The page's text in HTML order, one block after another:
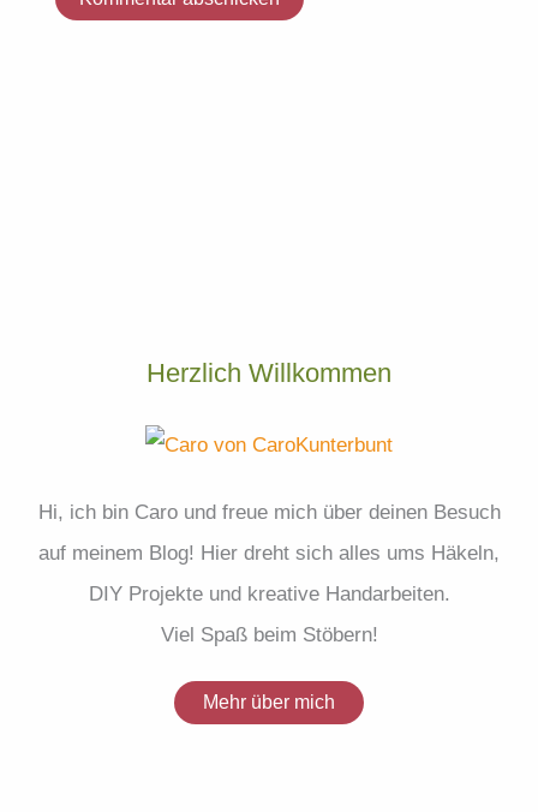
Herzlich Willkommen
Hi, ich bin Caro und freue mich über deinen Besuch
auf meinem Blog! Hier dreht sich alles ums Häkeln,
DIY Projekte und kreative Handarbeiten.
Viel Spaß beim Stöbern!
Mehr über mich